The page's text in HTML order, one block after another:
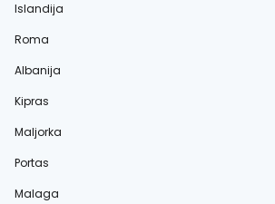
Islandija
Roma
Albanija
Kipras
Maljorka
Portas
Malaga